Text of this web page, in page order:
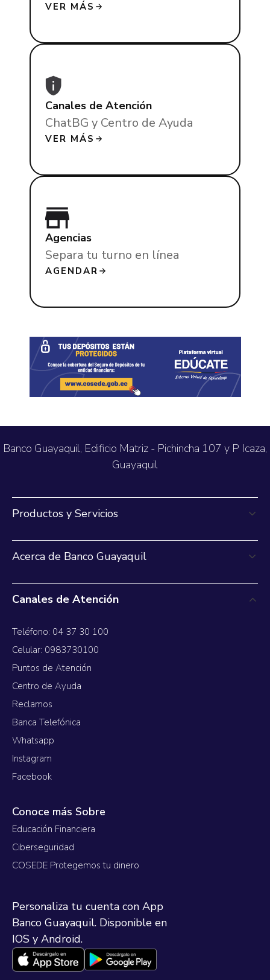
VER MÁS
Canales de Atención
ChatBG y Centro de Ayuda
VER MÁS
Agencias
Separa tu turno en línea
AGENDAR
Banco Guayaquil, Edificio Matriz - Pichincha 107 y P Icaza,
Guayaquil
Productos y Servicios
Acerca de Banco Guayaquil
Canales de Atención
Teléfono: 04 37 30 100
Celular: 0983730100
Puntos de Atención
Centro de Ayuda
Reclamos
Banca Telefónica
Whatsapp
Instagram
Facebook
Conoce más Sobre
Educación Financiera
Ciberseguridad
COSEDE Protegemos tu dinero
Personaliza tu cuenta con App
Banco Guayaquil. Disponible en
IOS y Android.